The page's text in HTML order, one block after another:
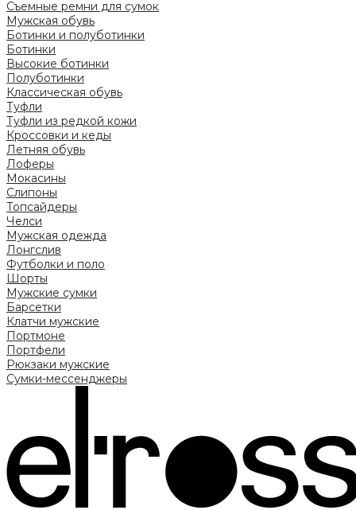
Съемные ремни для сумок
Мужская обувь
Ботинки и полуботинки
Ботинки
Высокие ботинки
Полуботинки
Классическая обувь
Туфли
Туфли из редкой кожи
Кроссовки и кеды
Летняя обувь
Лоферы
Мокасины
Слипоны
Топсайдеры
Челси
Мужская одежда
Лонгслив
Футболки и поло
Шорты
Мужские сумки
Барсетки
Клатчи мужские
Портмоне
Портфели
Рюкзаки мужские
Сумки-мессенджеры